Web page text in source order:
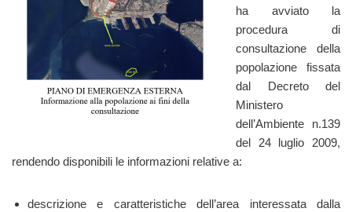
ha avviato la
procedura di
consultazione della
popolazione fissata
dal Decreto del
Ministero
dell’Ambiente n.139
del 24 luglio 2009,
rendendo disponibili le informazioni relative a:
descrizione e caratteristiche dell’area interessata dalla